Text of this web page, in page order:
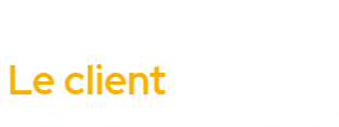
Le client